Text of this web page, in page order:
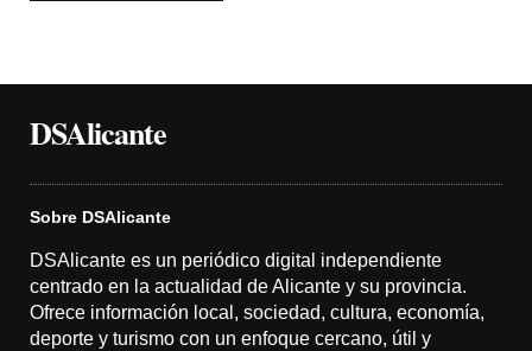
DSAlicante
Sobre DSAlicante
DSAlicante es un periódico digital independiente
centrado en la actualidad de Alicante y su provincia.
Ofrece información local, sociedad, cultura, economía,
deporte y turismo con un enfoque cercano, útil y